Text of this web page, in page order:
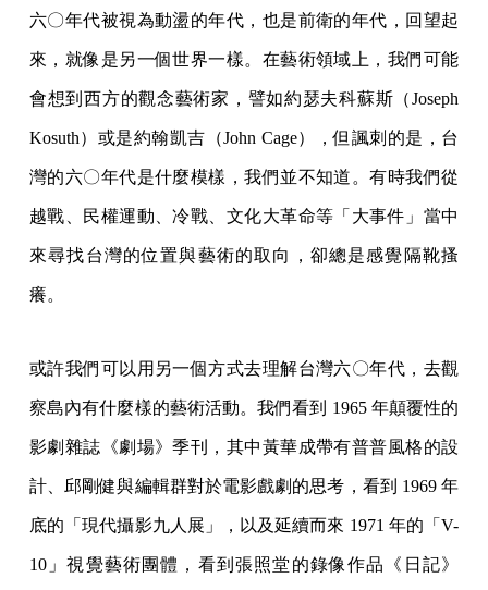
六〇年代被視為動盪的年代，也是前衛的年代，回望起
來，就像是另一個世界一樣。在藝術領域上，我們可能
會想到西方的觀念藝術家，譬如約瑟夫科蘇斯（Joseph
Kosuth）或是約翰凱吉（John Cage），但諷刺的是，台
灣的六〇年代是什麼模樣，我們並不知道。有時我們從
越戰、民權運動、冷戰、文化大革命等「大事件」當中
來尋找台灣的位置與藝術的取向，卻總是感覺隔靴搔
癢。
或許我們可以用另一個方式去理解台灣六〇年代，去觀
察島內有什麼樣的藝術活動。我們看到 1965 年顛覆性的
影劇雜誌《劇場》季刊，其中黃華成帶有普普風格的設
計、邱剛健與編輯群對於電影戲劇的思考，看到 1969 年
底的「現代攝影九人展」，以及延續而來 1971 年的「V-
10」視覺藝術團體，看到張照堂的錄像作品《日記》